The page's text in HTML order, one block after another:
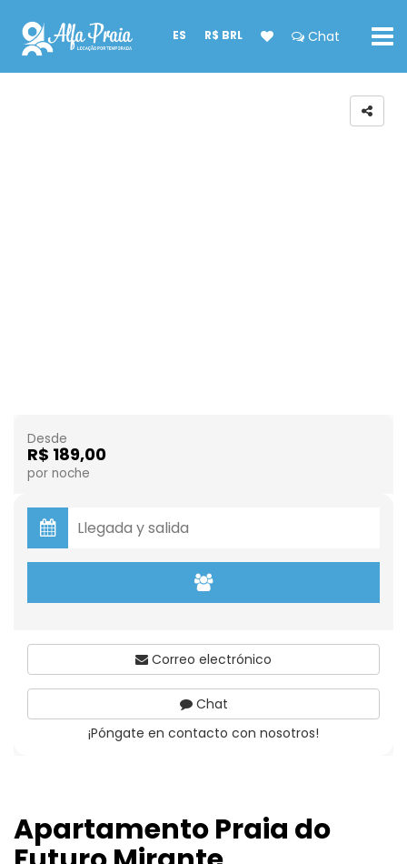
ES R$ BRL Chat
Apartamento Praia do
Desde
R$ 189,00
por noche
Correo electrónico
Chat
¡Póngate en contacto con nosotros!